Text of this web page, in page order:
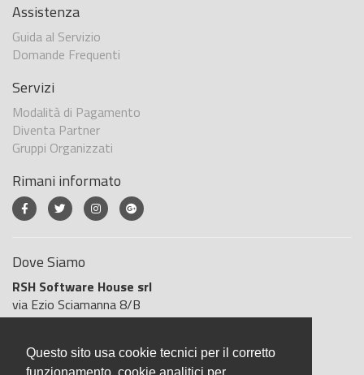
Questo sito usa cookie tecnici per il corretto
Assistenza
Guida al Servizio
Domande Frequenti
Servizi
Modalità di Pagamento
Diventa Partner
Gruppi Organizzati
Rimani informato
Dove Siamo
RSH Software House srl
via Ezio Sciamanna 8/B
00168 Roma
Italia